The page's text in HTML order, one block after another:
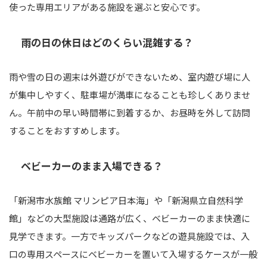
使った専用エリアがある施設を選ぶと安心です。
雨の日の休日はどのくらい混雑する？
雨や雪の日の週末は外遊びができないため、室内遊び場に人
が集中しやすく、駐車場が満車になることも珍しくありませ
ん。午前中の早い時間帯に到着するか、お昼時を外して訪問
することをおすすめします。
ベビーカーのまま入場できる？
「新潟市水族館 マリンピア日本海」や「新潟県立自然科学
館」などの大型施設は通路が広く、ベビーカーのまま快適に
見学できます。一方でキッズパークなどの遊具施設では、入
口の専用スペースにベビーカーを置いて入場するケースが一般